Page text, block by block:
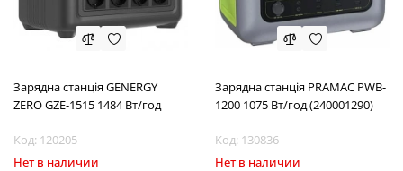
Зарядна станція GENERGY
ZERO GZE-1515 1484 Вт/год
Код: 120205
Нет в наличии
Зарядна станція PRAMAC PWB-
1200 1075 Вт/год (240001290)
Код: 130836
Нет в наличии